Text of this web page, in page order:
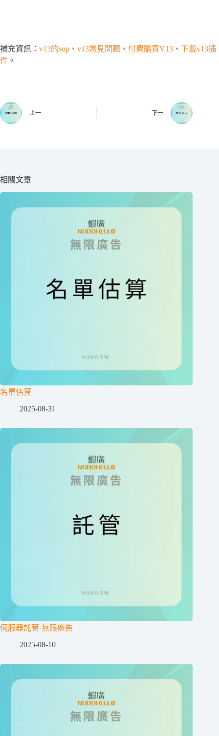
補充資訊： v13的sop 、 v13常見問題 、 付費購買V13 、 下載v13插
件 。
上一 下一
相關文章
名單估算
2025-08-31
伺服器託管-無限廣告
2025-08-10